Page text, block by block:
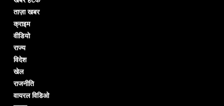
ताज़ा खबर
क्राइम
वीडियो
राज्य
विदेश
खेल
राजनीति
वायरल विडिओ